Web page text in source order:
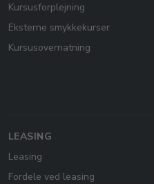
Kursusforplejning
Eksterne smykkekurser
Kursusovernatning
LEASING
Leasing
Fordele ved leasing